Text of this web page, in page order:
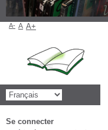
A- A A+
Se connecter